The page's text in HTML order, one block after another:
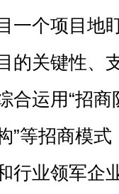
一个项目地
的关键性、
合运用“招
”等招商模
行业领军企